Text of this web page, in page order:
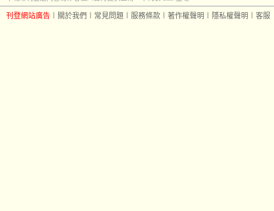
刊登網站廣告 關於我們 常見問題 服務條款 著作權聲明 隱私權聲明 客服